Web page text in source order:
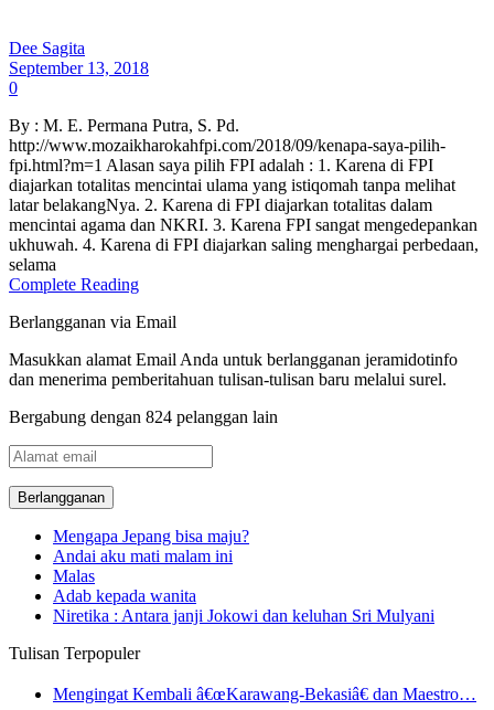
Dee Sagita
September 13, 2018
0
By : M. E. Permana Putra, S. Pd.
http://www.mozaikharokahfpi.com/2018/09/kenapa-saya-pilih-
fpi.html?m=1 Alasan saya pilih FPI adalah : 1. Karena di FPI
diajarkan totalitas mencintai ulama yang istiqomah tanpa melihat
latar belakangNya. 2. Karena di FPI diajarkan totalitas dalam
mencintai agama dan NKRI. 3. Karena FPI sangat mengedepankan
ukhuwah. 4. Karena di FPI diajarkan saling menghargai perbedaan,
selama
Complete Reading
Berlangganan via Email
Masukkan alamat Email Anda untuk berlangganan jeramidotinfo
dan menerima pemberitahuan tulisan-tulisan baru melalui surel.
Bergabung dengan 824 pelanggan lain
Alamat
email
Mengapa Jepang bisa maju?
Andai aku mati malam ini
Malas
Adab kepada wanita
Niretika : Antara janji Jokowi dan keluhan Sri Mulyani
Tulisan Terpopuler
Mengingat Kembali â€œKarawang-Bekasiâ€ dan Maestro…